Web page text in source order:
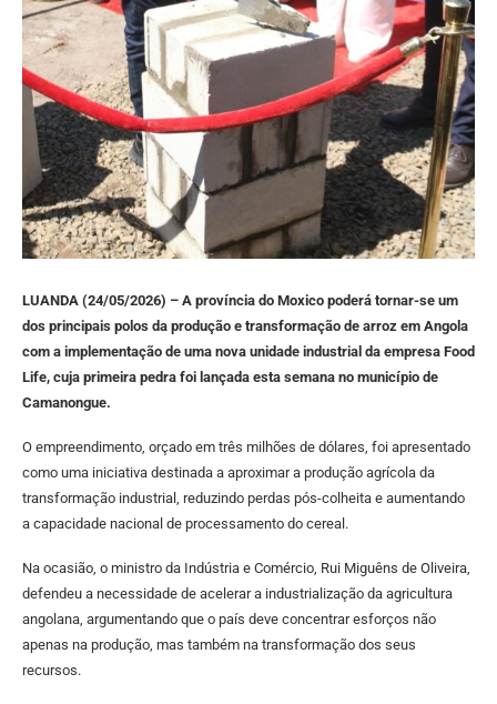
LUANDA (24/05/2026) – A província do Moxico poderá tornar-se um
dos principais polos da produção e transformação de arroz em Angola
com a implementação de uma nova unidade industrial da empresa Food
Life, cuja primeira pedra foi lançada esta semana no município de
Camanongue.
O empreendimento, orçado em três milhões de dólares, foi apresentado
como uma iniciativa destinada a aproximar a produção agrícola da
transformação industrial, reduzindo perdas pós-colheita e aumentando
a capacidade nacional de processamento do cereal.
Na ocasião, o ministro da Indústria e Comércio, Rui Miguêns de Oliveira,
defendeu a necessidade de acelerar a industrialização da agricultura
angolana, argumentando que o país deve concentrar esforços não
apenas na produção, mas também na transformação dos seus
recursos.